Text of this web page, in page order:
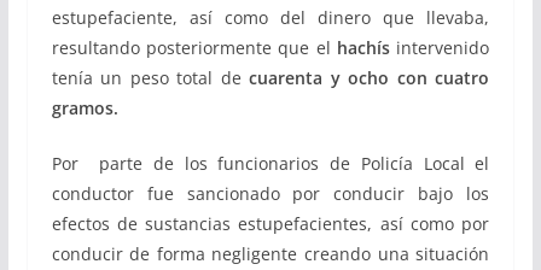
estupefaciente, así como del dinero que llevaba,
resultando posteriormente que el hachísintervenido
tenía un peso total decuarenta y ocho con cuatro
gramos.
Por parte de los funcionarios de Policía Local el
conductor fue sancionado por conducir bajo los
efectos de sustancias estupefacientes, así como por
conducir de forma negligente creando una situación